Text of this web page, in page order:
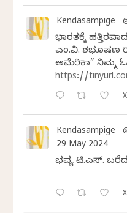
Kendasampige
ಭಾರತಕ್ಕೆ
ಎಂ.ವಿ. ಶಶಿಭೂಷಣ
ಅಮೆರಿಕಾ” ನಿಮ್ಮ
https://
X
Kendasampige
29 May 2024
ಭವ್ಯ ಟಿ.ಎಸ್.
X